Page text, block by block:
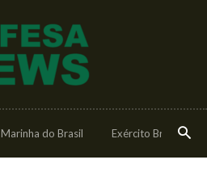
Marinha do Brasil Exército Brasileiro